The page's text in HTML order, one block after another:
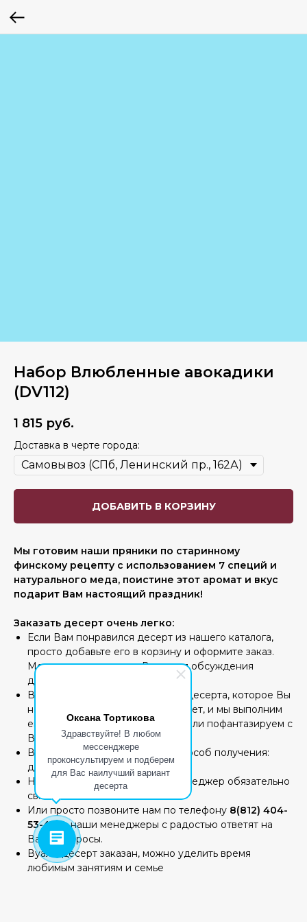
Оксана Тортикова
Здравствуйте! В любом
мессенджере
проконсультируем и подберем
для Вас наилучший вариант
десерта
Набор Влюбленные авокадики
(DV112)
1 815 руб.
Доставка в черте города:
ДОБАВИТЬ В КОРЗИНУ
Мы готовим наши пряники по старинному
финскому рецепту с использованием 7 специй и
натурального меда, поистине этот аромат и вкус
подарит Вам настоящий праздник!
Заказать десерт очень легко:
Если Вам понравился десерт из нашего каталога,
просто добавьте его в корзину и оформите заказ.
Менеджер свяжется с Вами для обсуждения
деталей заказа.
Вы можете отправить нам фото десерта, которое Вы
нашли на просторах сети интернет, и мы выполним
его с учетом Ваших пожеланий или пофантазируем с
Вами вместе.
Вам остается только выбрать способ получения:
доставка или самовывоз.
Накануне назначенной даты менеджер обязательно
свяжется с Вами.
Или просто позвоните нам по телефону 8(812) 404-
53-44,и наши менеджеры с радостью ответят на
Ваши вопросы.
Вуаля, десерт заказан, можно уделить время
любимым занятиям и семье